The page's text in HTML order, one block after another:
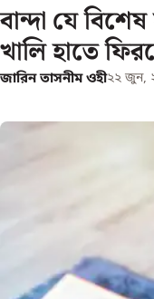
বান্দা যে
খালি হাতে
জারিন তাসনীম ওহী২২ জুন,